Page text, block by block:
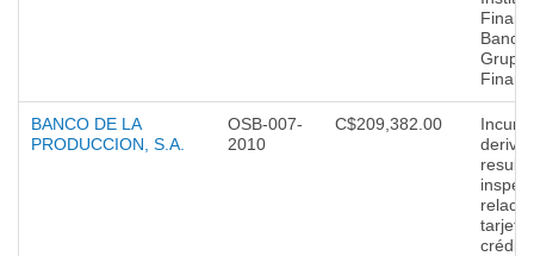
BANCO DE LA
PRODUCCION, S.A.
OSB-007-
2010
C$209,382.00
crédito